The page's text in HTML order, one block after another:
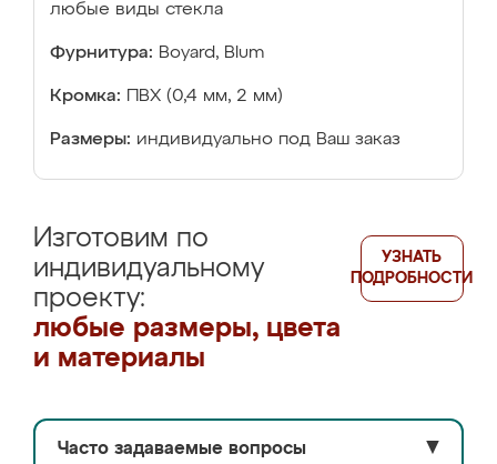
любые виды стекла
Фурнитура: Boyard, Blum
Кромка: ПВХ (0,4 мм, 2 мм)
Размеры: индивидуально под Ваш заказ
Изготовим по
индивидуальному
проекту:
любые размеры, цвета
и материалы
УЗНАТЬ
ПОДРОБНОСТИ
Часто задаваемые вопросы ▼